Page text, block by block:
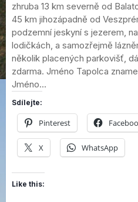
zhruba 13 km severně od
45 km jihozápadně od
podzemní jeskyní s jezerem,
lodičkách, a samozřejmě
několik placených parkovišť,
zdarma. Jméno Tapolca
Jméno...
Sdílejte:
Pinterest
X WhatsApp
Like this: